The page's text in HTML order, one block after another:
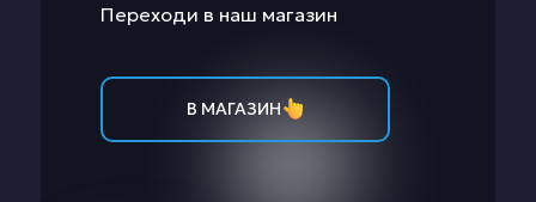
В МАГАЗИН
Переходи в наш магазин